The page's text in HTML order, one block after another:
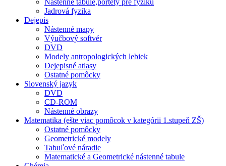
Nástenné tabule,portéty pre fyziku
Jadrová fyzika
Dejepis
Nástenné mapy
Výučbový softvér
DVD
Modely antropologických lebiek
Dejepisné atlasy
Ostatné pomôcky
Slovenský jazyk
DVD
CD-ROM
Nástenné obrazy
Matematika (ešte viac pomôcok v kategórii 1.stupeň ZŠ)
Ostatné pomôcky
Geometrické modely
Tabuľové náradie
Matematické a Geometrické nástenné tabule